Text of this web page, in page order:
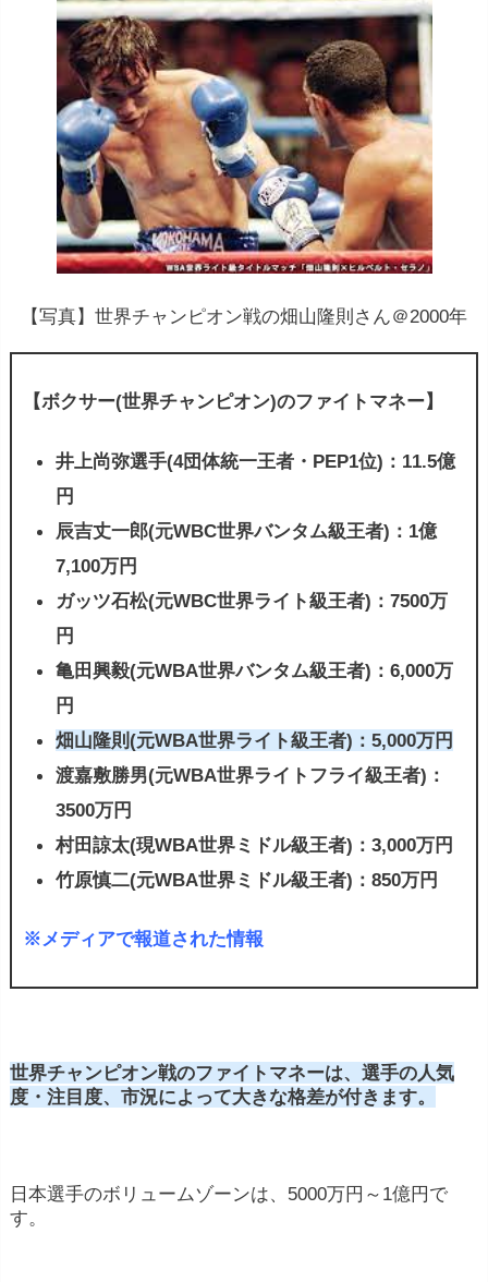
【写真】世界チャンピオン戦の畑山隆則さん＠2000年
【ボクサー(世界チャンピオン)のファイトマネー】
井上尚弥選手(4団体統一王者・PEP1位)：11.5億
円
辰吉丈一郎(元WBC世界バンタム級王者)：1億
7,100万円
ガッツ石松(元WBC世界ライト級王者)：7500万
円
亀田興毅(元WBA世界バンタム級王者)：6,000万
円
畑山隆則(元WBA世界ライト級王者)：5,000万円
渡嘉敷勝男(元WBA世界ライトフライ級王者)：
3500万円
村田諒太(現WBA世界ミドル級王者)：3,000万円
竹原慎二(元WBA世界ミドル級王者)：850万円
※メディアで報道された情報
世界チャンピオン戦のファイトマネーは、選手の人気
度・注目度、市況によって大きな格差が付きます。
日本選手のボリュームゾーンは、5000万円～1億円で
す。